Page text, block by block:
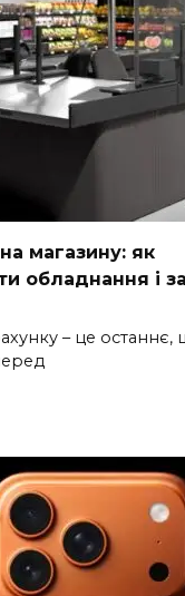
магазину: як
обладнання і
– це останнє,